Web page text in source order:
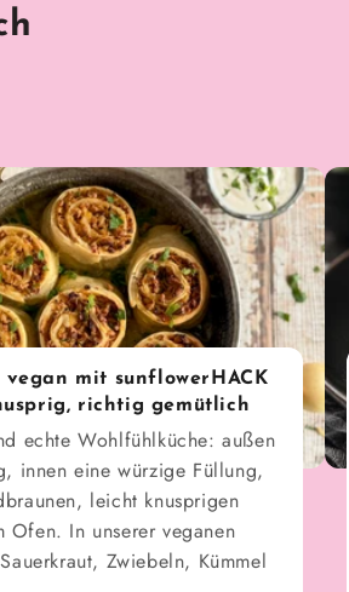
mit sunflowerHACK
richtig gemütlich
echte Wohlfühlküche: außen
innen eine würzige Füllung,
leicht knusprigen
Ofen. In unserer veganen
Zwiebeln, Kümmel